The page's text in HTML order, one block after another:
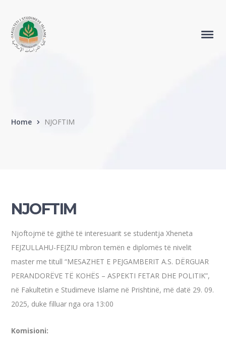
Home NJOFTIM
NJOFTIM
Njoftojmë të gjithë të interesuarit se studentja Xheneta
FEJZULLAHU-FEJZIU mbron temën e diplomës të nivelit
master me titull “MESAZHET E PEJGAMBERIT A.S. DËRGUAR
PERANDORËVE TË KOHËS – ASPEKTI FETAR DHE POLITIK”,
në Fakultetin e Studimeve Islame në Prishtinë, më datë 29. 09.
2025, duke filluar nga ora 13:00
Komisioni: